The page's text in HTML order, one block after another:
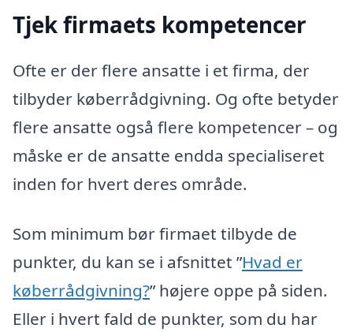
Tjek firmaets kompetencer
Ofte er der flere ansatte i et firma, der
tilbyder køberrådgivning. Og ofte betyder
flere ansatte også flere kompetencer – og
måske er de ansatte endda specialiseret
inden for hvert deres område.
Som minimum bør firmaet tilbyde de
punkter, du kan se i afsnittet ”Hvad er
køberrådgivning?” højere oppe på siden.
Eller i hvert fald de punkter, som du har